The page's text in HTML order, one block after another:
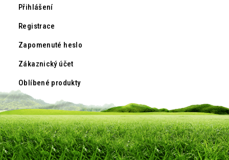
Přihlášení
Registrace
Zapomenuté heslo
Zákaznický účet
Oblíbené produkty